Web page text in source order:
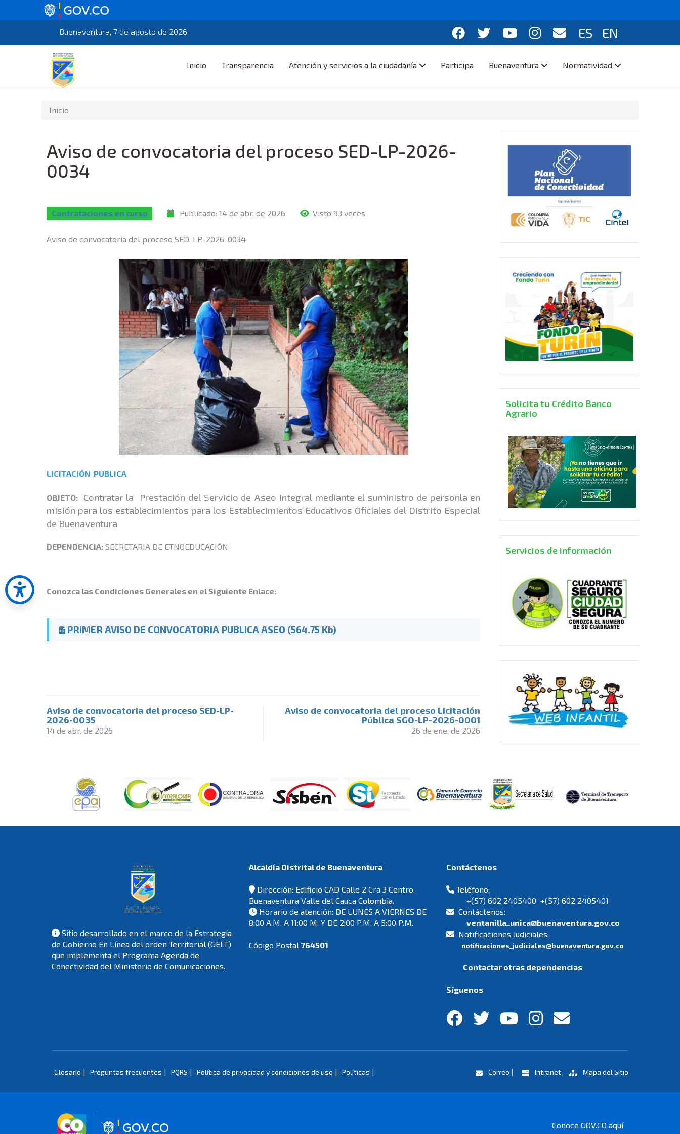
Buenaventura, 7 de agosto de 2026 ES EN
Inicio Transparencia Atención y servicios a la ciudadanía Participa Buenaventura Normatividad
Inicio
Aviso de convocatoria del proceso SED-LP-2026-
0034
Contrataciones en curso Publicado:14 de abr. de 2026 Visto 93 veces
Aviso de convocatoria del proceso SED-LP-2026-0034
LICITACIÓN PUBLICA
OBJETO:
Contratar la Prestación del Servicio de Aseo Integral mediante el suministro de personla en
misión para los establecimientos para los Establecimientos Educativos Oficiales del Distrito Especial
de Buenaventura
DEPENDENCIA: SECRETARIA DE ETNOEDUCACIÓN
Conozca las Condiciones Generales en el Siguiente Enlace:
PRIMER AVISO DE CONVOCATORIA PUBLICA ASEO (564.75 Kb)
Aviso de convocatoria del proceso SED-LP-
2026-0035
14 de abr. de 2026
Aviso de convocatoria del proceso Licitación
Pública SGO-LP-2026-0001
26 de ene. de 2026
Solicita tu Crédito Banco
Agrario
Servicios de información
Sitio desarrollado en el marco de la Estrategia
de Gobierno En Línea del orden Territorial (GELT)
que implementa el Programa Agenda de
Conectividad del Ministerio de Comunicaciones.
Alcaldía Distrital de Buenaventura
Dirección: Edificio CAD Calle 2 Cra 3 Centro,
Buenaventura Valle del Cauca Colombia.
Horario de atención: DE LUNES A VIERNES DE
8:00 A.M. A 11:00 M. Y DE 2:00 P.M. A 5:00 P.M.
Código Postal 764501
Contáctenos
Teléfono:
+(57) 602 2405400 +(57) 602 2405401
Contáctenos:
ventanilla_unica@buenaventura.gov.co
Notificaciones Judiciales:
notificaciones_judiciales@buenaventura.gov.co
Contactar otras dependencias
Síguenos
Glosario | Preguntas frecuentes | PQRS | Política de privacidad y condiciones de uso | Políticas | Correo | Intranet Mapa del Sitio
Logo marca Colombia
Logo Gobierno de Colombia Conoce GOV.CO aquí